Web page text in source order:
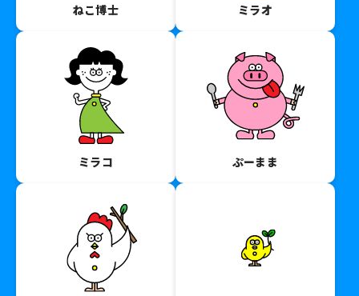
ねこ博士 ミラオ
ミラコ ぷーまま